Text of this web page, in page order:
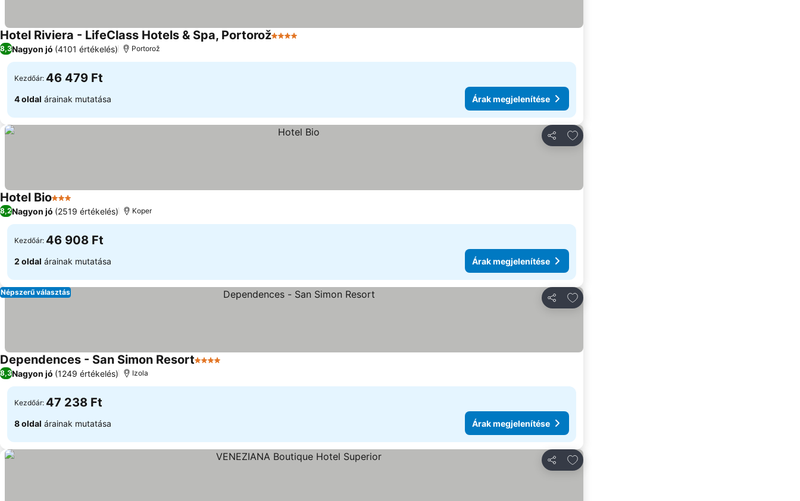
Hotel Riviera - LifeClass Hotels & Spa, Portorož4 Kategória
8,3Nagyon jó (4101 értékelés) Portorož
Kezdőár: 46 479 Ft
4 oldal árainak mutatása Árak megjelenítése
Megosztás
Hozzáadás a kedvencekhez
Hotel Bio3 Kategória
8,2Nagyon jó (2519 értékelés) Koper
Kezdőár: 46 908 Ft
2 oldal árainak mutatása Árak megjelenítése
Megosztás
Hozzáadás a kedvencekhez
Népszerű választás
Dependences - San Simon Resort4 Kategória
8,3Nagyon jó (1249 értékelés) Izola
Kezdőár: 47 238 Ft
8 oldal árainak mutatása Árak megjelenítése
Megosztás
Hozzáadás a kedvencekhez